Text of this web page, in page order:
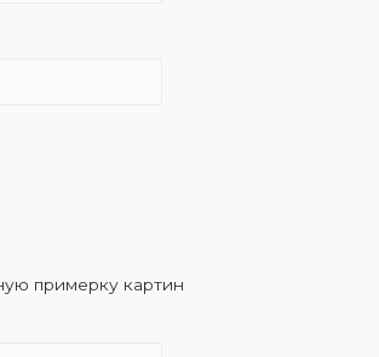
примерку картин